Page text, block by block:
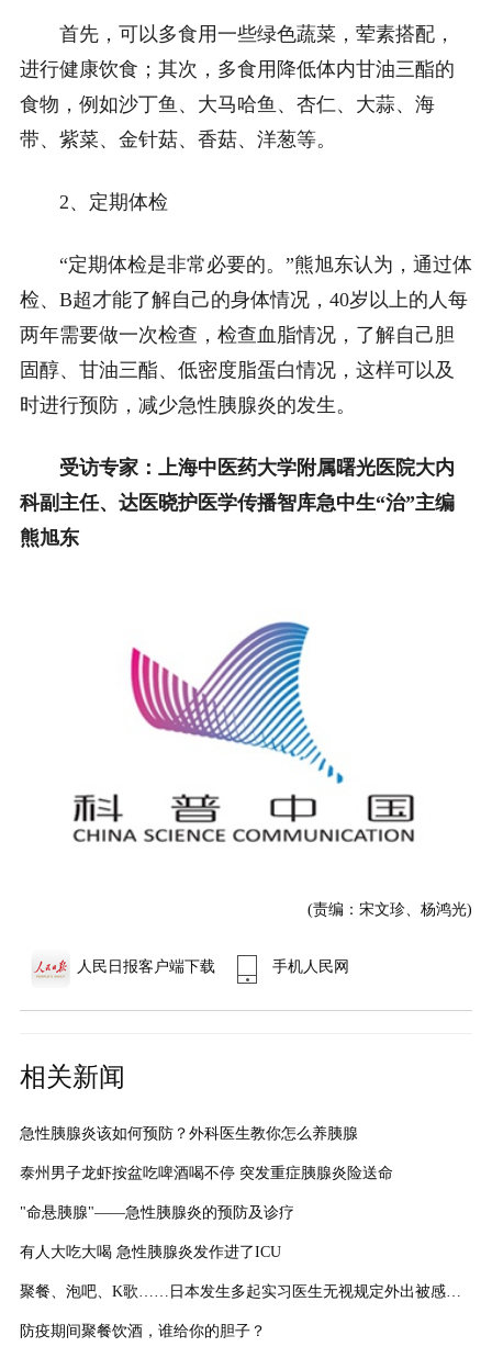
首先，可以多食用一些绿色蔬菜，荤素搭配，
进行健康饮食；其次，多食用降低体内甘油三酯的
食物，例如沙丁鱼、大马哈鱼、杏仁、大蒜、海
带、紫菜、金针菇、香菇、洋葱等。
2、定期体检
“定期体检是非常必要的。”熊旭东认为，通过体
检、B超才能了解自己的身体情况，40岁以上的人每
两年需要做一次检查，检查血脂情况，了解自己胆
固醇、甘油三酯、低密度脂蛋白情况，这样可以及
时进行预防，减少急性胰腺炎的发生。
受访专家：上海中医药大学附属曙光医院大内
科副主任、达医晓护医学传播智库急中生“治”主编
熊旭东
(责编：宋文珍、杨鸿光)
人民日报客户端下载 手机人民网
相关新闻
急性胰腺炎该如何预防？外科医生教你怎么养胰腺
泰州男子龙虾按盆吃啤酒喝不停 突发重症胰腺炎险送命
"命悬胰腺"——急性胰腺炎的预防及诊疗
有人大吃大喝 急性胰腺炎发作进了ICU
聚餐、泡吧、K歌……日本发生多起实习医生无视规定外出被感染病例
防疫期间聚餐饮酒，谁给你的胆子？